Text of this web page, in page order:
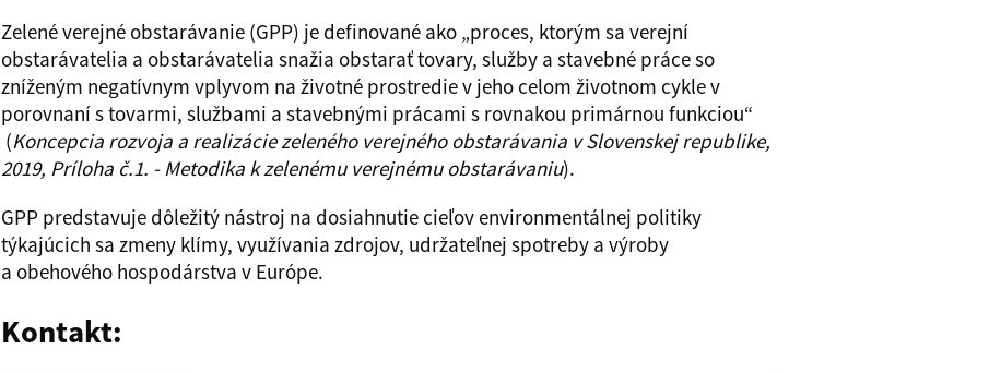
Zelené verejné obstarávanie (GPP) je definované ako „proces, ktorým sa verejní
obstarávatelia a obstarávatelia snažia obstarať tovary, služby a stavebné práce so
zníženým negatívnym vplyvom na životné prostredie v jeho celom životnom cykle v
porovnaní s tovarmi, službami a stavebnými prácami s rovnakou primárnou funkciou“
(Koncepcia rozvoja a realizácie zeleného verejného obstarávania v Slovenskej republike,
2019, Príloha č.1. - Metodika k zelenému verejnému obstarávaniu).
GPP predstavuje dôležitý nástroj na dosiahnutie cieľov environmentálnej politiky
týkajúcich sa zmeny klímy, využívania zdrojov, udržateľnej spotreby a výroby
a obehového hospodárstva v Európe.
Kontakt: